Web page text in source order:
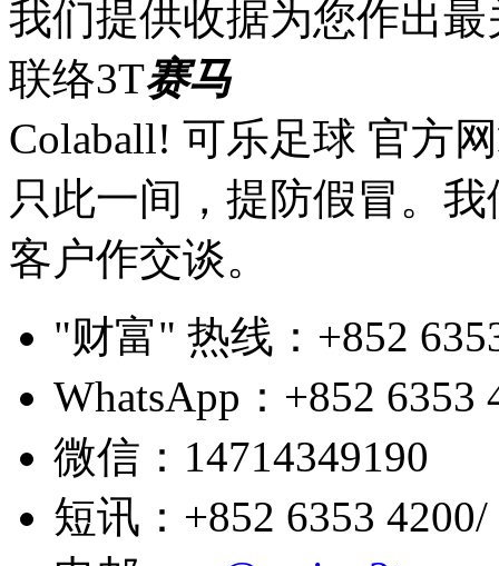
我们提供收据为您作出
联络3T赛马
Colaball! 可乐足球 官方
只此一间，提防假冒。
客户作交谈。
"财富" 热线：+852
WhatsApp：+852 6353
微信：14714349190
短讯：+852 6353